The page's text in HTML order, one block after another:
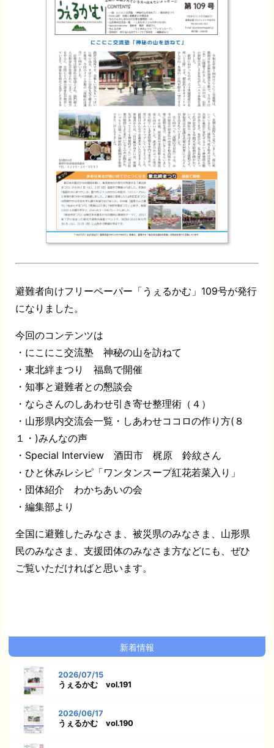
避難者向けフリーペーパー「うぇるかむ」109号が発行
になりました。
今回のコンテンツは
・にこにこ交流塾 神秘の山を訪ねて
・東北絆まつり 福島で開催
・知事と避難者との懇談会
・ならさんのしあわせ引き寄せ整理術（４）
・山形県内交流会一覧・しあわせココロの作り方(８
１・)みんなの声
・Special Interview 酒田市 梶原 鈴紋さん
・ひと休みレシピ「ワンタンスープ紅花若菜入り」
・団体紹介 わかちあいの会
・編集部より
全国に避難したみなさま、被災県のみなさま、山形県
民のみなさま、支援団体のみなさま方などにも、ぜひ
ご覧いただければと思います。
新着情報
2026/07/15
うぇるかむ vol.191
2026/06/17
うぇるかむ vol.190